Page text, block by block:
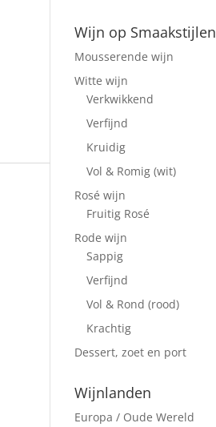
Wijn op Smaakstijlen
Mousserende wijn
Witte wijn
Verkwikkend
Verfijnd
Kruidig
Vol & Romig (wit)
Rosé wijn
Fruitig Rosé
Rode wijn
Sappig
Verfijnd
Vol & Rond (rood)
Krachtig
Dessert, zoet en port
Wijnlanden
Europa / Oude Wereld